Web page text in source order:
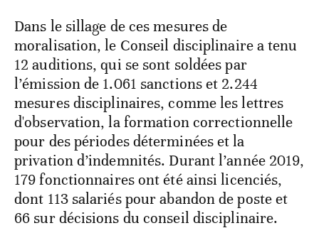
Dans le sillage de ces mesures de
moralisation, le Conseil disciplinaire a tenu
12 auditions, qui se sont soldées par
l’émission de 1.061 sanctions et 2.244
mesures disciplinaires, comme les lettres
d'observation, la formation correctionnelle
pour des périodes déterminées et la
privation d’indemnités. Durant l’année 2019,
179 fonctionnaires ont été ainsi licenciés,
dont 113 salariés pour abandon de poste et
66 sur décisions du conseil disciplinaire.